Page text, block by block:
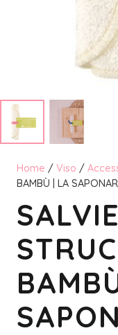
Home / Viso /
BAMBÙ | LA